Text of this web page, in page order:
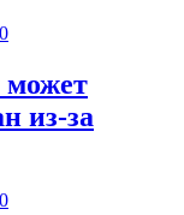
0
может
из-за
0